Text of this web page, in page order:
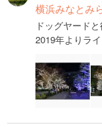
横浜みなとみ
ドッグヤード
2019年よりラ